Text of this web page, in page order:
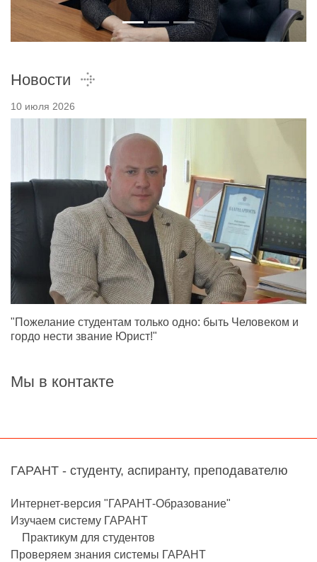
Новости
10 июля 2026
"Пожелание студентам только одно: быть Человеком и
гордо нести звание Юрист!"
Мы в контакте
ГАРАНТ - студенту, аспиранту, преподавателю
Интернет-версия "ГАРАНТ-Образование"
Изучаем систему ГАРАНТ
Практикум для студентов
Проверяем знания системы ГАРАНТ